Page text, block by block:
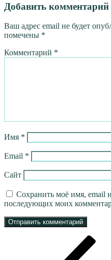
Добавить комментарий
Ваш адрес email не будет
помечены *
Комментарий *
Имя *
Email *
Сайт
Сохранить моё имя, email
последующих моих